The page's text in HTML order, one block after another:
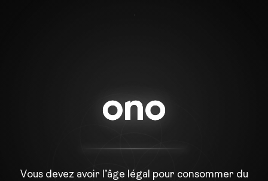
Vous devez avoir l’âge légal pour consommer du
DANS LA PRÉSENCE, POSEZ VOTRE QUESTION, PUIS TIREZ
UNE CARTE POUR RÉVÉLER VOTRE INTUITION.